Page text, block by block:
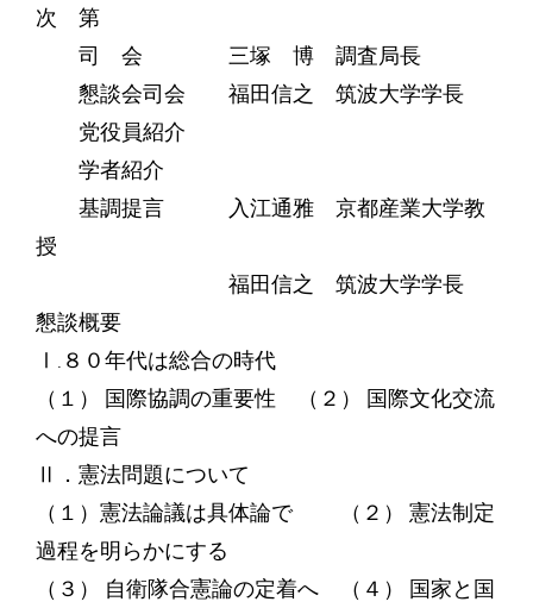
次 第
司 会 三塚 博 調査局長
懇談会司会 福田信之 筑波大学学長
党役員紹介
学者紹介
基調提言 入江通雅 京都産業大学教
授
福田信之 筑波大学学長
懇談概要
Ⅰ.８０年代は総合の時代
（１） 国際協調の重要性 （２） 国際文化交流
への提言
Ⅱ．憲法問題について
（１）憲法論議は具体論で （２） 憲法制定
過程を明らかにする
（３） 自衛隊合憲論の定着へ （４） 国家と国